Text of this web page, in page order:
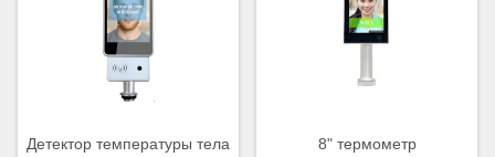
Детектор температуры тела
8" термометр